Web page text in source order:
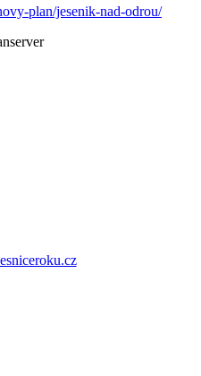
plan/jesenik-nad-odrou/